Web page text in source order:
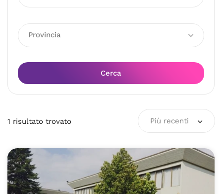
Provincia
Cerca
1 risultato trovato Più recenti